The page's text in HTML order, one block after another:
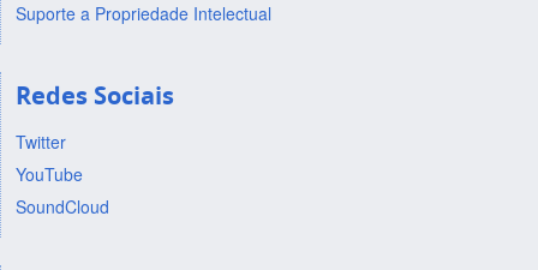
Suporte a Propriedade Intelectual
Redes Sociais
Twitter
YouTube
SoundCloud